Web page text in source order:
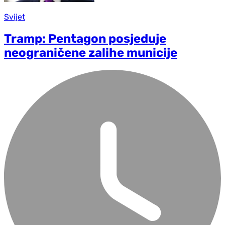
Svijet
Tramp: Pentagon posjeduje
neograničene zalihe municije